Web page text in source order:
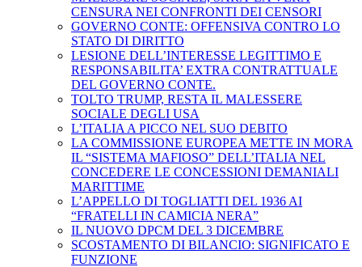
CENSURA NEI CONFRONTI DEI CENSORI
GOVERNO CONTE: OFFENSIVA CONTRO LO
STATO DI DIRITTO
LESIONE DELL’INTERESSE LEGITTIMO E
RESPONSABILITA’ EXTRA CONTRATTUALE
DEL GOVERNO CONTE.
TOLTO TRUMP, RESTA IL MALESSERE
SOCIALE DEGLI USA
L’ITALIA A PICCO NEL SUO DEBITO
LA COMMISSIONE EUROPEA METTE IN MORA
IL “SISTEMA MAFIOSO” DELL’ITALIA NEL
CONCEDERE LE CONCESSIONI DEMANIALI
MARITTIME
L’APPELLO DI TOGLIATTI DEL 1936 AI
“FRATELLI IN CAMICIA NERA”
IL NUOVO DPCM DEL 3 DICEMBRE
SCOSTAMENTO DI BILANCIO: SIGNIFICATO E
FUNZIONE